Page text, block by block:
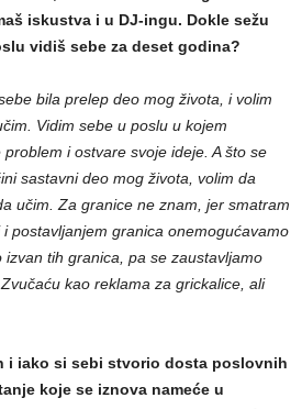
iskustva i u DJ-ingu. Dokle sežu
vidiš sebe za deset godina?
bila prelep deo mog života, i volim
Vidim sebe u poslu u kojem
i ostvare svoje ideje. A što se
sastavni deo mog života, volim da
učim. Za granice ne znam, jer smatram
postavljanjem granica onemogućavamo
tih granica, pa se zaustavljamo
kao reklama za grickalice, ali
i iako si sebi stvorio dosta poslovnih
koje se iznova nameće u